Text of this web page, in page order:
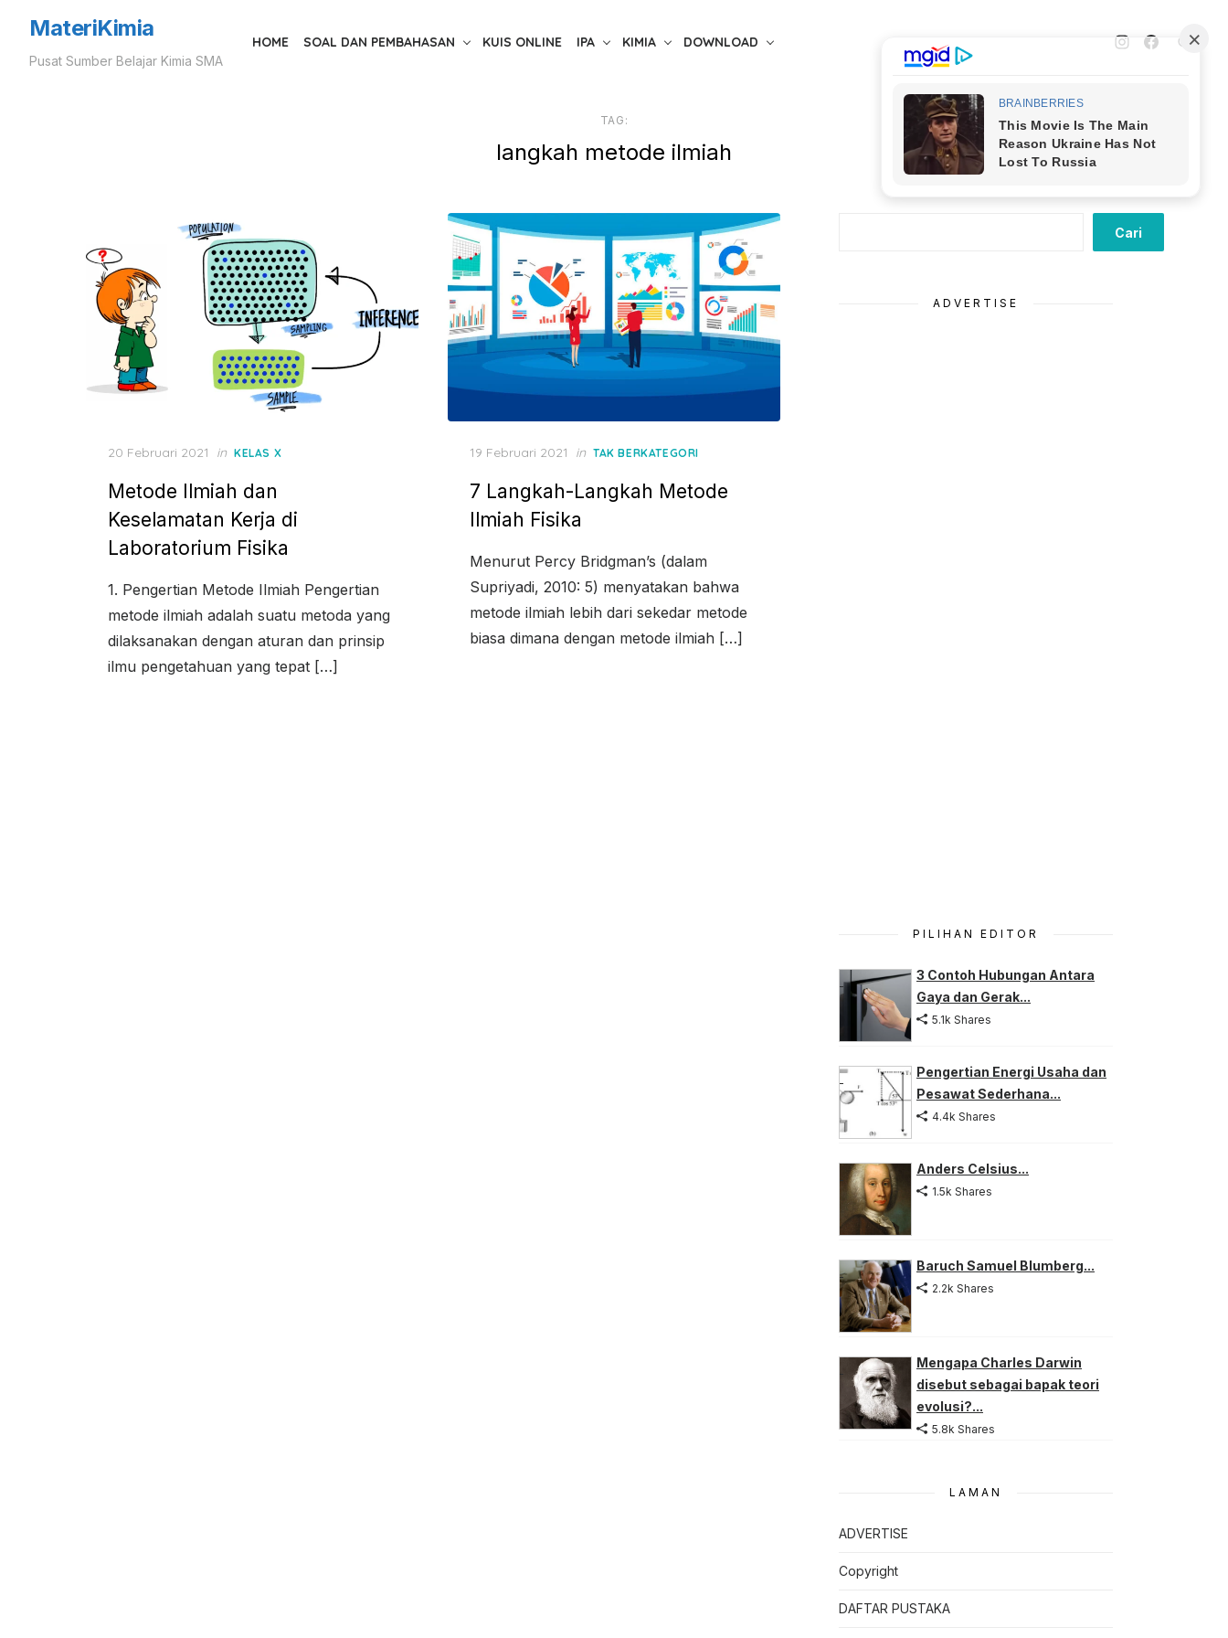
MateriKimia
Pusat Sumber Belajar Kimia SMA
HOME SOAL DAN PEMBAHASAN KUIS ONLINE IPA KIMIA DOWNLOAD
TAG:
langkah metode ilmiah
Posted
20 Februari 2021 in KELAS X
Metode Ilmiah dan
Keselamatan Kerja di
Laboratorium Fisika
1. Pengertian Metode Ilmiah Pengertian
metode ilmiah adalah suatu metoda yang
dilaksanakan dengan aturan dan prinsip
ilmu pengetahuan yang tepat […]
Posted
19 Februari 2021 in TAK BERKATEGORI
7 Langkah-Langkah Metode
Ilmiah Fisika
Menurut Percy Bridgman’s (dalam
Supriyadi, 2010: 5) menyatakan bahwa
metode ilmiah lebih dari sekedar metode
biasa dimana dengan metode ilmiah […]
Cari
ADVERTISE
PILIHAN EDITOR
3 Contoh Hubungan Antara
Gaya dan Gerak...
5.1k Shares
Pengertian Energi Usaha dan
Pesawat Sederhana...
4.4k Shares
Anders Celsius...
1.5k Shares
Baruch Samuel Blumberg...
2.2k Shares
Mengapa Charles Darwin
disebut sebagai bapak teori
evolusi?...
5.8k Shares
LAMAN
ADVERTISE
Copyright
DAFTAR PUSTAKA